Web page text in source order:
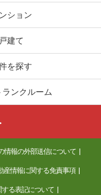
上中野２
ション
建て
を探す
ンクルーム
情報の外部送信について
産情報に関する免責事項
る表記について